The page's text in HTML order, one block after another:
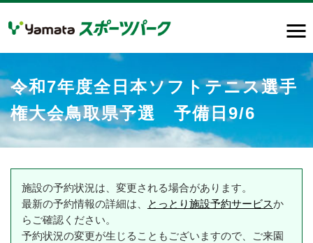
令和7年度全日本ソフトテニス選手
権大会鳥取県予選 予備日9/6
施設の予約状況は、変更される場合があります。
最新の予約情報の詳細は、
とっとり施設予約サービスか
らご確認ください。
予約状況の変更が生じることもございますので、ご来園